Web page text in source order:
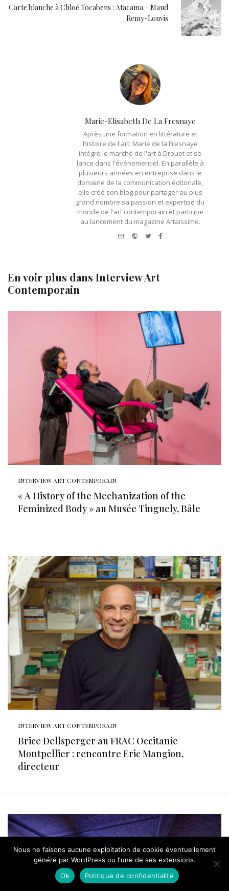
Carte blanche à Chloé Tocabens : Atacama – Maud
Remy-Lonvis
Marie-Elisabeth De La Fresnaye
Après une formation en littérature et
histoire de l'art, Marie de la Fresnaye
intègre le marché de l'art à Drouot et se
lance dans l'événementiel. En parallèle à
plusieurs années en entreprise dans le
domaine de la communication éditoriale,
elle créé son blog pour partager au plus
grand nombre sa passion et expertise du
monde de l'art contemporain et participe
au lancement du magazine Artaïssime.
Website
TwitterFacebook
En voir plus dans Interview Art
Contemporain
INTERVIEW ART CONTEMPORAIN
« A History of the Mechanization of the
Feminized Body » au Musée Tinguely, Bâle
INTERVIEW ART CONTEMPORAIN
Brice Dellsperger au FRAC Occitanie
Montpellier : rencontre Eric Mangion,
directeur
Nous ne faisons aucune exploitation de cookie éventuellement
généré par WordPress ou l'une de ses extensions.
Ok
Politique de confidentialité